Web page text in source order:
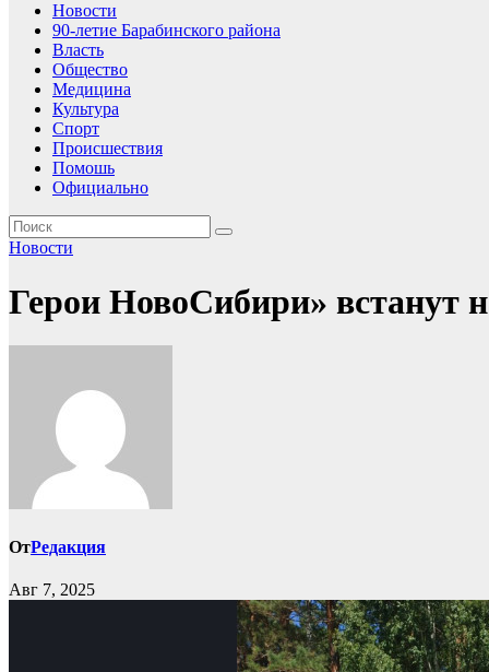
Новости
90-летие Барабинского района
Власть
Общество
Медицина
Культура
Спорт
Происшествия
Помошь
Официально
Новости
Герои НовоСибири» встанут
ОтРедакция
Авг 7, 2025